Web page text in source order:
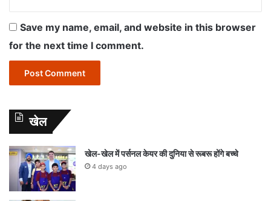
Save my name, email, and website in this browser
for the next time I comment.
खेल
खेल-खेल में पर्सनल केयर की दुनिया से रूबरू होंगे बच्चे
4 days ago